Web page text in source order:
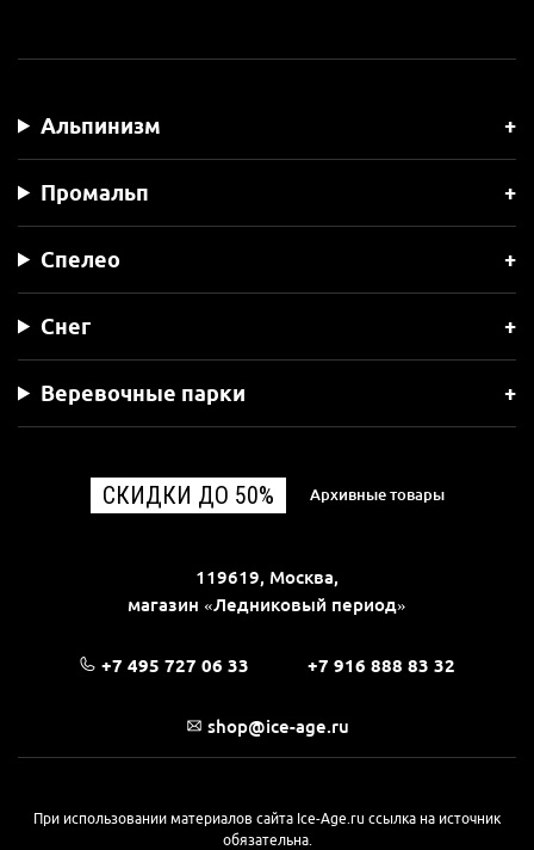
Альпинизм
Промальп
Спелео
Снег
Веревочные парки
СКИДКИ ДО 50% Архивные товары
119619, Москва,
магазин «Ледниковый период»
+7 495 727 06 33 +7 916 888 83 32
shop@ice-age.ru
При использовании материалов сайта Ice-Age.ru ссылка на источник
обязательна.